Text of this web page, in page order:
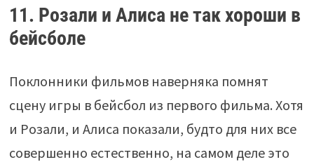
11. Розали и Алиса не так хороши в
бейсболе
Поклонники фильмов наверняка помнят
сцену игры в бейсбол из первого фильма. Хотя
и Розали, и Алиса показали, будто для них все
совершенно естественно, на самом деле это